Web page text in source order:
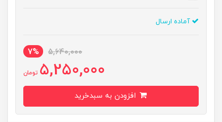
آماده ارسال
5,640,000
7%
5,250,000 تومان